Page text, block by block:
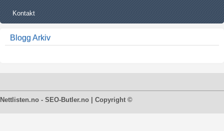
Kontakt
Blogg Arkiv
Nettlisten.no - SEO-Butler.no | Copyright ©